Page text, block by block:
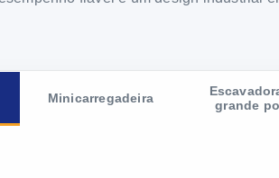
Minicarregadeira
grande